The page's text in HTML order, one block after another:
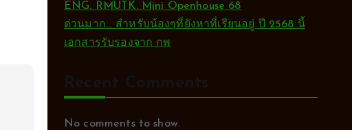
ENG. RMUTK. Mini Openhouse 68
ด่วนมาก… สำหรับน้องๆที่ยังหาที่เรียนอยู่ ปี 2568 นี้
เอกสารรับรองจาก กพ
Recent Comments
No comments to show.